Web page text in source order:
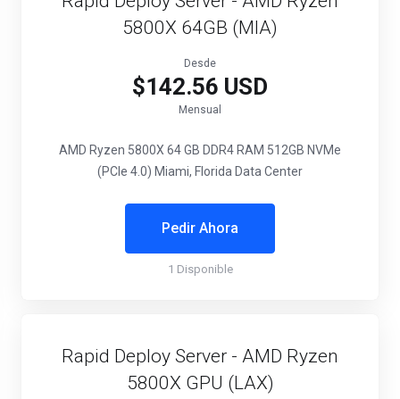
5800X 64GB (MIA)
Desde
$142.56 USD
Mensual
AMD Ryzen 5800X 64 GB DDR4 RAM 512GB NVMe
(PCIe 4.0) Miami, Florida Data Center
Pedir Ahora
1 Disponible
Rapid Deploy Server - AMD Ryzen
5800X GPU (LAX)